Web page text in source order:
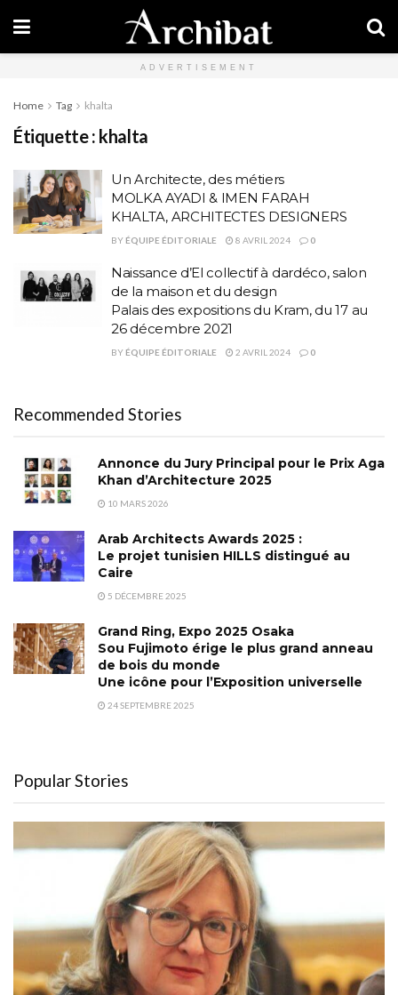
ADVERTISEMENT
Home Tag khalta
Étiquette : khalta
Un Architecte, des métiers
MOLKA AYADI & IMEN FARAH
KHALTA, ARCHITECTES DESIGNERS
BY ÉQUIPE ÉDITORIALE 8 AVRIL 2024 0
Naissance d’El collectif à dardéco, salon
de la maison et du design
Palais des expositions du Kram, du 17 au
26 décembre 2021
BY ÉQUIPE ÉDITORIALE 2 AVRIL 2024 0
Recommended Stories
Annonce du Jury Principal pour le Prix Aga
Khan d’Architecture 2025
10 MARS 2026
Arab Architects Awards 2025 :
Le projet tunisien HILLS distingué au
Caire
5 DÉCEMBRE 2025
Grand Ring, Expo 2025 Osaka
Sou Fujimoto érige le plus grand anneau
de bois du monde
Une icône pour l’Exposition universelle
24 SEPTEMBRE 2025
Popular Stories